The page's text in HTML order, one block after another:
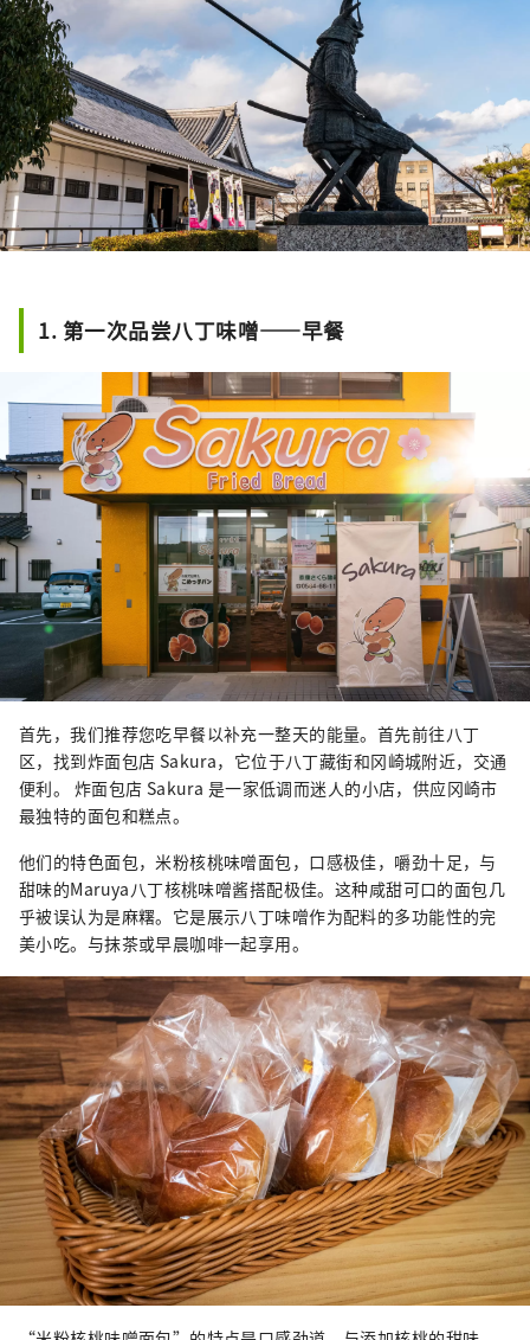
1. 第一次品尝八丁味噌——早餐
首先，我们推荐您吃早餐以补充一整天的能量。首先前往八丁
区，找到炸面包店 Sakura，它位于八丁藏街和冈崎城附近，交通
便利。 炸面包店 Sakura 是一家低调而迷人的小店，供应冈崎市
最独特的面包和糕点。
他们的特色面包，米粉核桃味噌面包，口感极佳，嚼劲十足，与
甜味的Maruya八丁核桃味噌酱搭配极佳。这种咸甜可口的面包几
乎被误认为是麻糬。它是展示八丁味噌作为配料的多功能性的完
美小吃。与抹茶或早晨咖啡一起享用。